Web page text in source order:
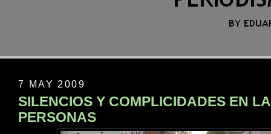
7 MAY 2009
SILENCIOS Y COMPLICIDADES EN
PERSONAS